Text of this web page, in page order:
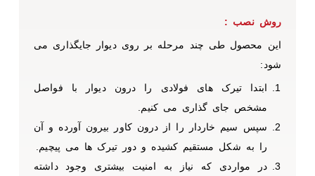
روش نصب :
این محصول طی چند مرحله بر روی دیوار جایگذاری می
شود:
ابتدا تیرک های فولادی را درون دیوار با فواصل
مشخص جای گذاری می کنیم.
سپس سیم خاردار را از درون کاور بیرون آورده و آن
را به شکل مستقیم کشیده و دور تیرک ها می پیچیم.
در مواردی که نیاز به امنیت بیشتری وجود داشته